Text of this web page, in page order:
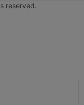
reserved.